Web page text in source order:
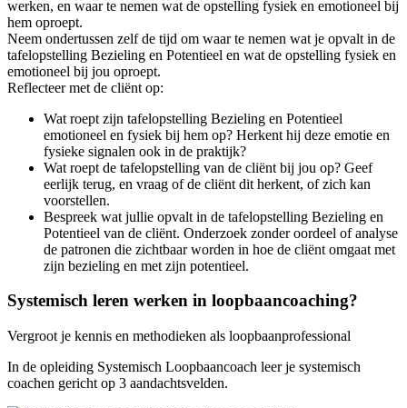
werken, en waar te nemen wat de opstelling fysiek en emotioneel bij
hem oproept.
Neem ondertussen zelf de tijd om waar te nemen wat je opvalt in de
tafelopstelling Bezieling en Potentieel en wat de opstelling fysiek en
emotioneel bij jou oproept.
Reflecteer met de cliënt op:
Wat roept zijn tafelopstelling Bezieling en Potentieel
emotioneel en fysiek bij hem op? Herkent hij deze emotie en
fysieke signalen ook in de praktijk?
Wat roept de tafelopstelling van de cliënt bij jou op? Geef
eerlijk terug, en vraag of de cliënt dit herkent, of zich kan
voorstellen.
Bespreek wat jullie opvalt in de tafelopstelling Bezieling en
Potentieel van de cliënt. Onderzoek zonder oordeel of analyse
de patronen die zichtbaar worden in hoe de cliënt omgaat met
zijn bezieling en met zijn potentieel.
Systemisch leren werken in loopbaancoaching?
Vergroot je kennis en methodieken als loopbaanprofessional
In de opleiding Systemisch Loopbaancoach leer je systemisch
coachen gericht op 3 aandachtsvelden.